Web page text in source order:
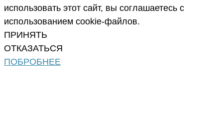
использовать этот сайт, вы соглашаетесь с
использованием cookie-файлов.
ПРИНЯТЬ
ОТКАЗАТЬСЯ
ПОБРОБНЕЕ